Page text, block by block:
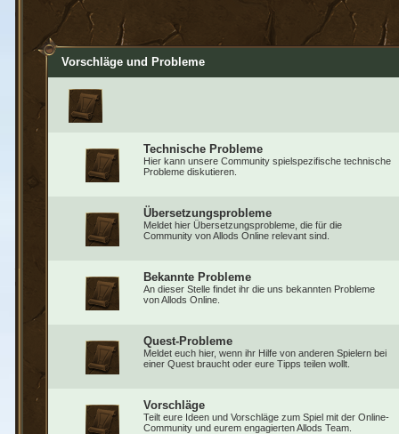
Vorschläge und Probleme
Technische Probleme
Hier kann unsere Community spielspezifische technische
Probleme diskutieren.
Übersetzungsprobleme
Meldet hier Übersetzungsprobleme, die für die
Community von Allods Online relevant sind.
Bekannte Probleme
An dieser Stelle findet ihr die uns bekannten Probleme
von Allods Online.
Quest-Probleme
Meldet euch hier, wenn ihr Hilfe von anderen Spielern bei
einer Quest braucht oder eure Tipps teilen wollt.
Vorschläge
Teilt eure Ideen und Vorschläge zum Spiel mit der Online-
Community und eurem engagierten Allods Team.